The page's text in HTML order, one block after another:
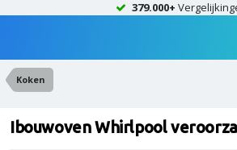
379.000+
Koken
Ibouwoven Whirlpool